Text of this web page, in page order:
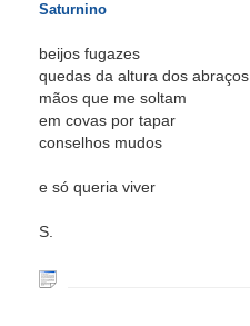
Saturnino
beijos fugazes
quedas da altura dos abraços
mãos que me soltam
em covas por tapar
conselhos mudos
e só queria viver
S.